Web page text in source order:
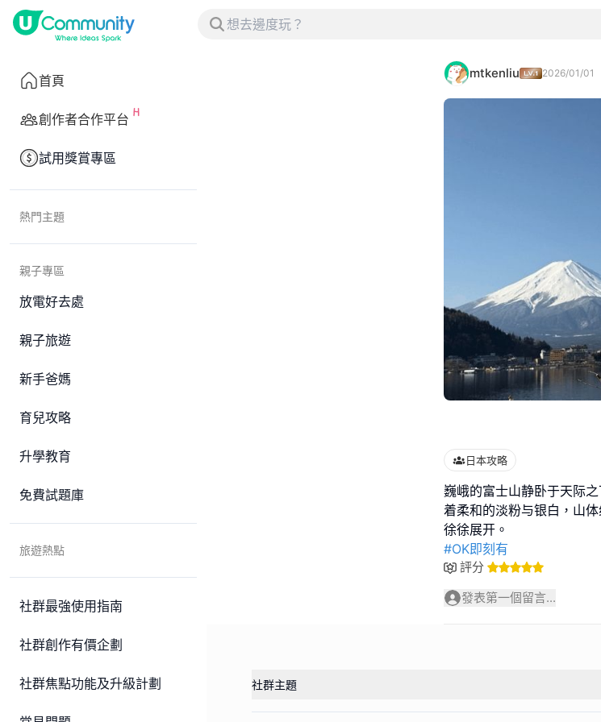
首頁
創作者合作平台
試用獎賞專區
熱門主題
親子專區
放電好去處
親子旅遊
新手爸媽
育兒攻略
升學教育
免費試題庫
旅遊熱點
社群最強使用指南
社群創作有價企劃
社群焦點功能及升級計劃
mtkenliu 2026/01/01
日本攻略
巍峨的富士山静卧于天际
着柔和的淡粉与银白，山
#OK即刻有
評分
發表第一個留言...
社群主題